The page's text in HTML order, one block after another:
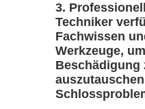
Techniker
Fachwissen
Werkzeuge,
Beschädigung